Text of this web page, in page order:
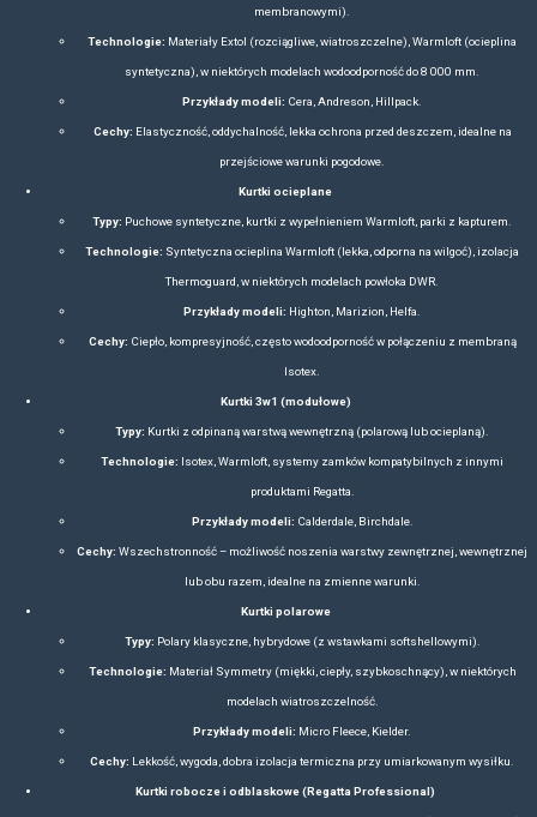
jakość, funkcjonalność i przystępną cenę. W Polsce centralne
Wschodniej znajduje się w Modlnicy koło
Rodzaje odzieży
Artykuły odzieżowe i akcesoria Regatta występują w dwóch
– przeznaczona do intensywnego wysiłku
atmosferycznych. Obejmuje:
Spodnie trekkingowe i
Obuwie outdoorowe, w tym buty
Akcesoria, takie jak czapki, rękawiczki,
– odzież codzienna, łącząca wygodę i styl, idealna
wymagające aktywności. Zawiera:
Lżejsze kurtki i płaszcze.
Dodatkowo, linia Regatta Professional skupia się na odzieży